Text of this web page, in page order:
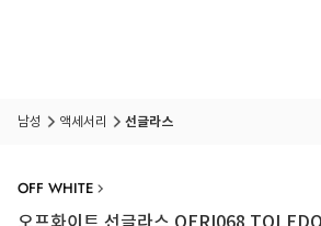
남성 액세서리 선글라스
OFF WHITE
오프화이트 선글라스 OERI068